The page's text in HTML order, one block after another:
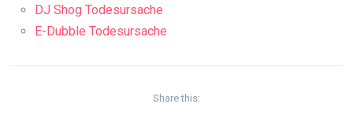
DJ Shog Todesursache
E-Dubble Todesursache
Share this: